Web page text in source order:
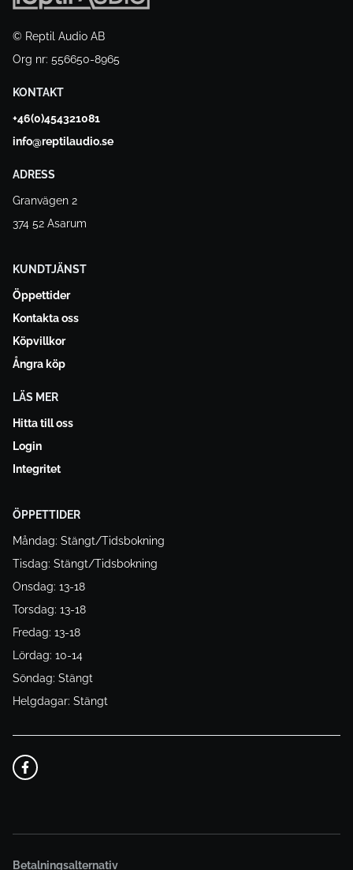
© Reptil Audio AB
Org nr: 556650-8965
KONTAKT
+46(0)454321081
info@reptilaudio.se
ADRESS
Granvägen 2
374 52 Asarum
KUNDTJÄNST
Öppettider
Kontakta oss
Köpvillkor
Ångra köp
LÄS MER
Hitta till oss
Login
Integritet
ÖPPETTIDER
Måndag: Stängt/Tidsbokning
Tisdag: Stängt/Tidsbokning
Onsdag: 13-18
Torsdag: 13-18
Fredag: 13-18
Lördag: 10-14
Söndag: Stängt
Helgdagar: Stängt
Betalningsalternativ